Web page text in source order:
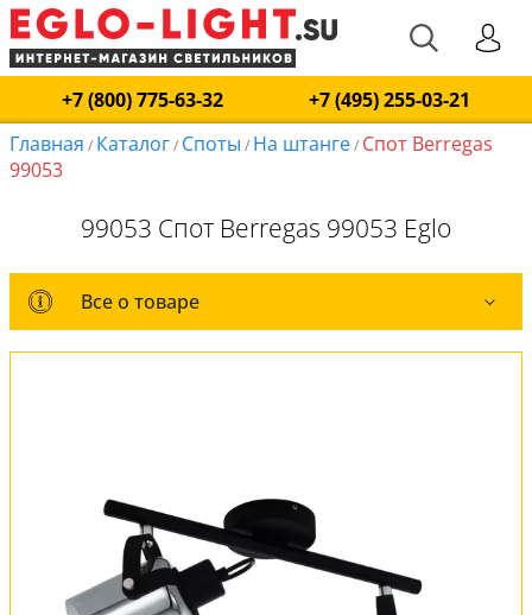
+7 (800) 775-63-32
+7 (495) 255-03-21
Главная / Каталог/ Споты / На штанге/ Спот Berregas
99053
99053 Спот Berregas 99053 Eglo
Все о товаре
Все о товаре
Оплата и доставка
Обмен и возврат